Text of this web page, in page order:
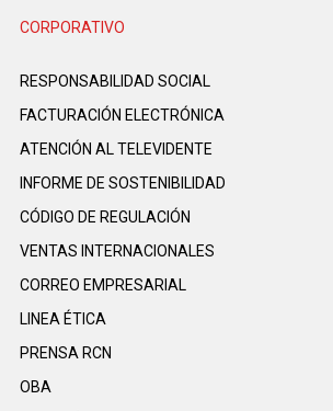
CORPORATIVO
RESPONSABILIDAD SOCIAL
FACTURACIÓN ELECTRÓNICA
ATENCIÓN AL TELEVIDENTE
INFORME DE SOSTENIBILIDAD
CÓDIGO DE REGULACIÓN
VENTAS INTERNACIONALES
CORREO EMPRESARIAL
LINEA ÉTICA
PRENSA RCN
OBA